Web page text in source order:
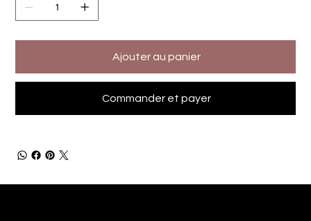
Ajouter au panier
Commander et payer